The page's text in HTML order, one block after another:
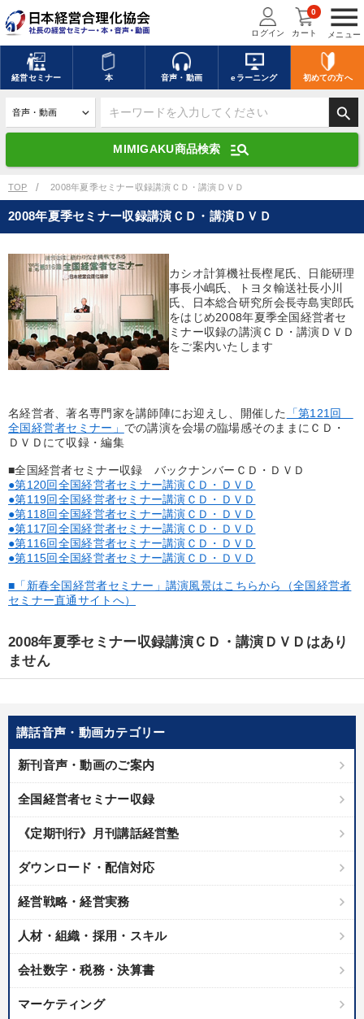
menu
メニュー
ログイン カート
0
経営セミナー 本 音声・動画 eラーニング 初めての方へ
search
MIMIGAKU商品検索 manage_search
キーワードを入力して探す
デジタル版対応のみ検索結果に表示する
search 上記の条件で検索
全国経営者セミナー講演収録物（全1315タイトル）からお探しいただけ
ます
カテゴリー
優秀各社の智恵と戦略 事業家のロマンと経営
若手異才経営者の発想 専門家のアドバイス
リーダーの器量を学ぶ
テーマ
大竹愼一書籍
タル版（音声／動画ストリーミング・ダウンロード）
全国経営者セミナー収録〈売れ筋・人気ランキング〉＆新刊・好
評講話
業種
製造業 卸売・小売・飲食業
IT・サービス・金融業 コンサルタント
キーワード
不動産 感動講話 企業文化 マネジメント
松下幸之助 理念・パーパス
※「更新」を押すと「テーマ」「キーワード」を更新いただけます。
TOP 2008年夏季セミナー収録講演ＣＤ・講演ＤＶＤ
講話音声・動画カテゴリー
新刊音声・動画のご案内
全国経営者セミナー収録
《定期刊行》月刊講話経営塾
ダウンロード・配信対応
経営戦略・経営実務
人材・組織・採用・スキル
会社数字・税務・決算書
マーケティング
2008年夏季セミナー収録講演ＣＤ・講演ＤＶＤ
カシオ計算機社長樫尾氏、日能研理
事長小嶋氏、トヨタ輸送社長小川
氏、日本総合研究所会長寺島実郎氏
をはじめ2008年夏季全国経営者セ
ミナー収録の講演ＣＤ・講演ＤＶＤ
をご案内いたします
名経営者、著名専門家を講師陣にお迎えし、開催した
「第121回
全国経営者セミナー」 での講演を会場の臨場感そのままにＣＤ・
ＤＶＤにて収録・編集
■全国経営者セミナー収録 バックナンバーＣＤ・ＤＶＤ
●第120回全国経営者セミナー講演ＣＤ・ＤＶＤ
●第119回全国経営者セミナー講演ＣＤ・ＤＶＤ
●第118回全国経営者セミナー講演ＣＤ・ＤＶＤ
●第117回全国経営者セミナー講演ＣＤ・ＤＶＤ
●第116回全国経営者セミナー講演ＣＤ・ＤＶＤ
●第115回全国経営者セミナー講演ＣＤ・ＤＶＤ
■「新春全国経営者セミナー」講演風景はこちらから（全国経営者
セミナー直通サイトへ）
2008年夏季セミナー収録講演ＣＤ・講演ＤＶＤはあり
ません